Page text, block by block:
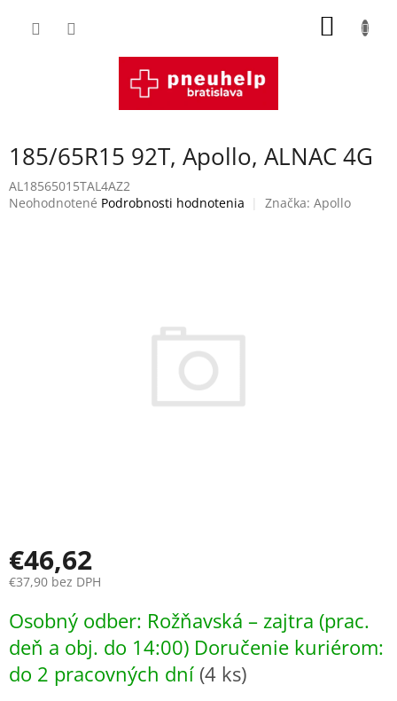
185/65R15 92T, Apollo, ALNAC 4G
AL18565015TAL4AZ2
Priemerné
Neohodnotené Podrobnosti hodnotenia Značka: Apollo
€46,62
€37,90 bez DPH
cena:
Osobný odber: Rožňavská – zajtra (prac.
deň a obj. do 14:00) Doručenie kuriérom:
do 2 pracovných dní (4 ks)